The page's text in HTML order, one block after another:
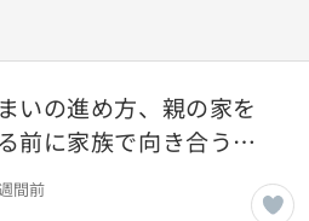
いの進め方、親の家を
前に家族で向き合うべ
間前